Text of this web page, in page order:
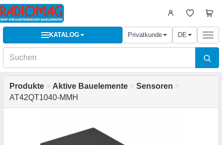
KATALOG Privatkunde DE
Produkte > Aktive Bauelemente > Sensoren >
AT42QT1040-MMH